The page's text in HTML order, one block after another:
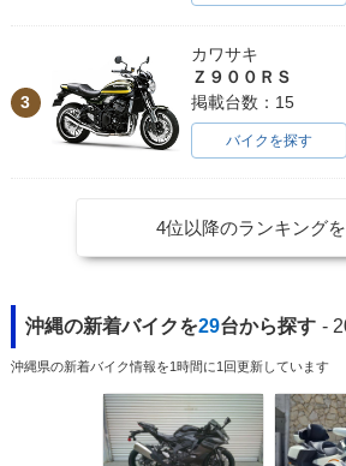
3
カワサキ
Ｚ９００ＲＳ
掲載台数：15
バイクを探す
4位以降のランキング
沖縄の新着バイクを29台から探す -
沖縄県の新着バイク情報を1時間に1回更新しています